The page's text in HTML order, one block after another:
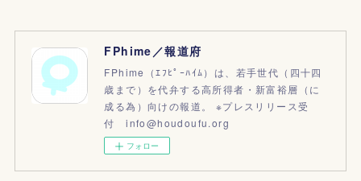
FPhime／報道府
FPhime（ｴﾌﾋﾟｰﾊｲﾑ）は、若手世代（四十四
歳まで）を代弁する高所得者・新富裕層（に
成る為）向けの報道。 ※プレスリリース受
付 info@houdoufu.org
フォロー